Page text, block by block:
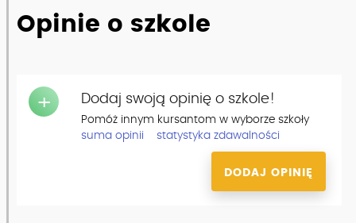
Opinie o szkole
+ Dodaj swoją opinię o szkole!
Pomóż innym kursantom w wyborze szkoły
suma opinii
statystyka zdawalności
DODAJ OPINIĘ